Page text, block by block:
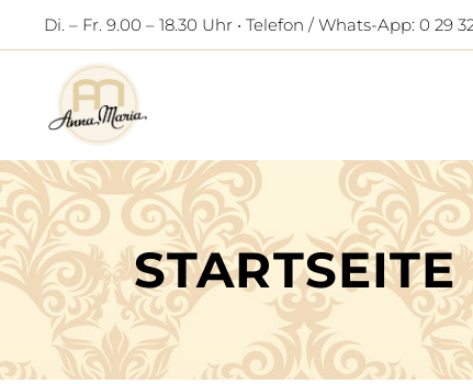
Di. – Fr. 9.00 – 18.30 Uhr • Telefon / Whats-App: 0 29
STARTSEITE